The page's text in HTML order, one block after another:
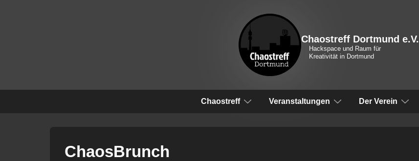
Chaostreff Dortmund e.V.
Hackspace und Raum für
Kreativität in Dortmund
Hauptnavigation
Chaostreff Veranstaltungen Der Verein
ChaosBrunch